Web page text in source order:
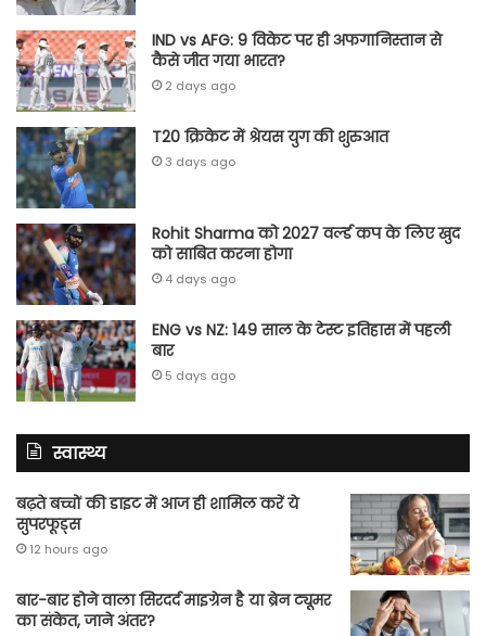
IND vs AFG: 9 विकेट पर ही अफगानिस्तान से
कैसे जीत गया भारत?
2 days ago
T20 क्रिकेट में श्रेयस युग की शुरुआत
3 days ago
Rohit Sharma को 2027 वर्ल्‍ड कप के लिए खुद
को साबित करना होगा
4 days ago
ENG vs NZ: 149 साल के टेस्‍ट इतिहास में पहली
बार
5 days ago
स्वास्थ्य
बढ़ते बच्चों की डाइट में आज ही शामिल करें ये
सुपरफूड्स
12 hours ago
बार-बार होने वाला सिरदर्द माइग्रेन है या ब्रेन ट्यूमर
का संकेत, जाने अंतर?